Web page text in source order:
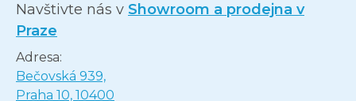
Navštivte nás v Showroom a prodejna v
Praze
Adresa:
Bečovská 939,
Praha 10, 10400